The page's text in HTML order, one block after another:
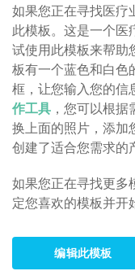
如果您正在寻找医疗
此模板。这是一个医
试使用此模板来帮助
板有一个蓝色和白色
框，让您输入您的信
作工具 ，您可以根
换上面的照片，添加
创建了适合您需求的
如果您正在寻找更多
定您喜欢的模板并开
编辑此模板